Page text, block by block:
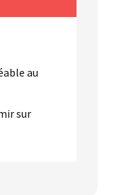
au
sur